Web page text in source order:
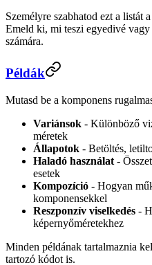
Személyre szabhatod ezt a listát
Emeld ki, mi teszi egyedivé
számára.
Példák
Mutasd be a komponens
Variánsok - Különböző
méretek
Állapotok - Betöltés,
Haladó használat -
esetek
Kompozíció - Hogyan
komponensekkel
Reszponzív viselkedés -
képernyőméretekhez
Minden példának tartalmaznia
tartozó kódot is.